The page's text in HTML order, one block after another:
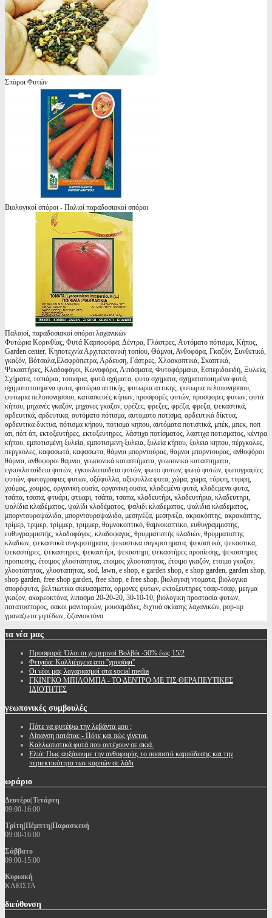
Σπόροι Φυτών
Βιολογικοί σπόροι - Παλιοί παραδοσιακοί σπόροι
Παλαιοί, παραδοσιακοί σπόροι λαχανικών
Φυτώρια Κορινθίας, Φυτά Καρποφόρα, Δέντρα, Γλάστρες, Αυτόματο πότισμα, Κήπος,
Garden center, Κηποτεχνία Αρχιτεκτονική τοπίου, Θάμνοι, Ανθοφόρα, Γκαζόν, Συνθετικό,
γκαζόν, Βότσαλα,Ελαφρόπετρα, Αρδευση, Γάστρες, Χλοοκοπτικά, Σκαπτικά,
Ψεκαστήρες, Κλαδοφάγοι, Κωνοφόρα, Λιπάσματα, Φυτοφάρμακα, Εσπεριδοειδή, Ξυλεία,
Σχήματα, τοπιάρια, τοπιαρια, φυτά σχήματα, φυτα σχηματα, σχηματοποιημένα φυτά,
σχηματοποιημενα φυτα, φυτώρια αττικής, φυτωρια αττικης, φυτωρια πελοπονησσου,
φυτωρια πελοπονησσου, κατασκευές κήπων, προσφορές φυτών, προσφορες φυτων, φυτά
κήπου, μηχανές γκαζόν, μηχανες γκαζον, φρέζες, φρεζες, φρέζα, φρεζα, ψεκαστικά,
αρδευτικά, αρδευτικα, αυτόματο πότισμα, αυτοματο ποτισμα, αρδευτικά δίκτυα,
αρδευτικα δικτυα, πότισμα κήπου, ποτισμα κηπου, αυτόματα ποτιστικά, μπέκ, μπεκ, ποπ
απ, πόπ άπ, εκτοξευτήρες, εκτοξευτηρες, λάστιχα ποτίσματος, λαστιχα ποτισματος, κέντρα
κήπου, εμποτισμένη ξυλεία, εμποτισμενη ξυλεια, ξυλεία κήπου, ξυλεια κηπου, πέργκολες,
περγκολες, καφασωτά, καφασωτα, θάμνοι μπορντούρας, θαμνοι μπορντουρας, ανθοφόροι
θάμνοι, ανθοφοροι θαμνοι, γεωπονικά καταστήματα, γεωπονικα καταστηματα,
εγκυκλοπαίδεια φυτών, εγκυκλοπαιδεια φυτών, φωτο φυτων, φωτό φυτών, φωτογραφίες
φυτών, φωτογραφιες φυτων, οξύφυλλα, οξυφυλλα φυτα, χώμα, χωμα, τύρφη, τυρφη,
χούμος, χουμος, οργανική ουσία, οργανικη ουσια, κλαδεμένα φυτά, κλαδεμενα φυτα,
τσάπα, τσαπα, φτυάρι, φτυαρι, τσάπα, τσαπα, κλαδευτήρι, κλαδευτήρια, κλαδευτηρι,
ψαλίδια κλαδέματος, ψαλίδι κλαδέματος, ψαλιδι κλαδεματος, ψαλιδια κλαδεματος,
μπορντουροψάλιδα, μπορντουροψαλιδο, μεσηνέζα, μεσηνεζα, ακροκόπτης, ακροκόπτης,
τρίμερ, τριμερ, τρίμμερ, τριμμερ, θαμνοκοπτικό, θαμνοκοπτικο, ευθυγραμμιστης,
ευθυγραμμιστής, κλαδοφάγος, κλαδοφαγος, θρυμματιστής κλαδιών, θρυμματιστης
κλαδιων, ψεκαστικά συγκροτήματα, ψεκαστικα συγκροτηματα, ψεκαστικά, ψεκαστικα,
ψεκαστήρες, ψεκαστηρες, ψεκαστήρι, ψεκαστηρι, ψεκαστήρες προπίεσης, ψεκαστηρες
προπιεσης, έτοιμος χλοοτάπητας, ετοιμος χλοοταπητας, έτοιμο γκαζόν, ετοιμο γκαζον,
χλοοτάπητας, χλοοταπητας, sod, lawn, e shop, e garden shop, e shop garden, garden shop,
shop garden, free shop garden, free shop, e free shop, βιολογικη ντοματα, βιολογικα
σπορόφυτα, βελτιωτικα σκευασματα, ορμονες φυτων, εκτοξευτηρες τσαφ-τσαφ, μειγμα
γκαζον, ακαρεοκτόνα, λιπασμα 20-20-20, 30-10-10, βιολογικη προστασία φυτων,
πατατοσπορος, σακοι μανιταριών, μουσαμάδες, διχτυά σκίασης λαχανικών, pop-up
γραναζωτα γηπέδων, ζιζανιοκτόνα
τα νέα μας
Προσφορά: Όλοι οι χειμερινοί Βολβόι -50% έως 15/2
Φειγιόα: Καλλιέργεια απο ''χρυσάφι''
Oι νέοι μας λογαριασμοί στα social media
ΓΚΙΝΓΚΟ ΜΠΙΛΟΜΠΑ - ΤΟ ΔΕΝΤΡΟ ΜΕ ΤΙΣ ΘΕΡΑΠΕΥΤΙΚΕΣ
ΙΔΙΟΤΗΤΕΣ
γεωπονικές συμβουλές
Πότε να φυτέψω την λεβάντα μου ;
Λίπανση πατάτας - Πότε και πώς γίνεται.
Καλλωπιστικά φυτά που αντέχουν σε σκιά.
Ελιά: Πως αυξάνουμε την ανθοφορία, το ποσοστό καρπόδεσης και την
περιεκτικότητα των καρπών σε λάδι
ωράριο
Δευτέρα|Τετάρτη
09:00-16:00
Τρίτη|Πέμπτη|Παρασκευή
09:00-16:00
Σάββατο
09:00-15:00
Κυριακή
ΚΛΕΙΣΤΑ
διεύθυνση